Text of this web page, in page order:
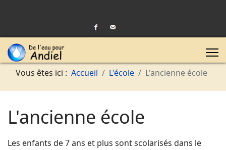
Vous êtes ici : Accueil L'école L'ancienne école
L'ancienne école
Les enfants de 7 ans et plus sont scolarisés dans le